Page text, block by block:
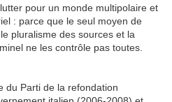
pour un monde multipolaire et
: parce que le seul moyen de
pluralisme des sources et la
ne les contrôle pas toutes.
du Parti de la refondation